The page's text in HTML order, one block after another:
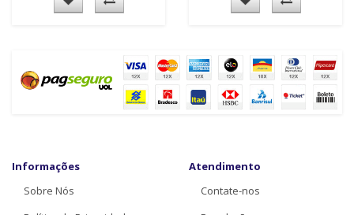
Informações
Sobre Nós
Atendimento
Contate-nos